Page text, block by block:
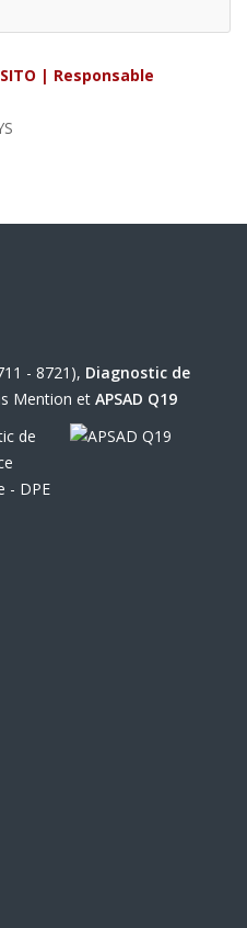
| Responsable
- 8721), Diagnostic de
Mention et APSAD Q19